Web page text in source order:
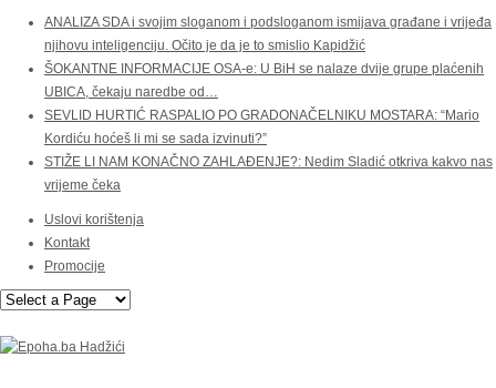
ANALIZA SDA i svojim sloganom i podsloganom ismijava građane i vrijeđa
njihovu inteligenciju. Očito je da je to smislio Kapidžić
ŠOKANTNE INFORMACIJE OSA-e: U BiH se nalaze dvije grupe plaćenih
UBICA, čekaju naredbe od…
SEVLID HURTIĆ RASPALIO PO GRADONAČELNIKU MOSTARA: “Mario
Kordiću hoćeš li mi se sada izvinuti?”
STIŽE LI NAM KONAČNO ZAHLAĐENJE?: Nedim Sladić otkriva kakvo nas
vrijeme čeka
Uslovi korištenja
Kontakt
Promocije